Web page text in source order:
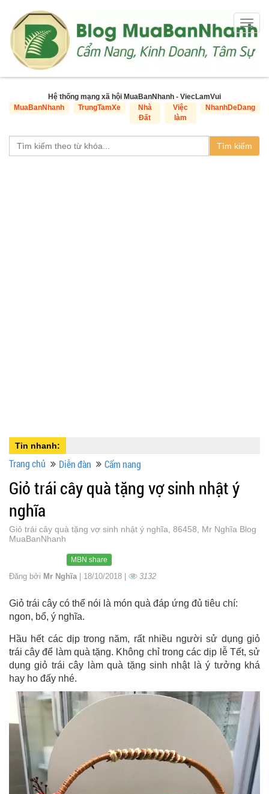
Hệ thống mạng xã hội MuaBanNhanh - ViecLamVui
MuaBanNhanh
TrungTamXe
Nhà
Đất
Việc
làm
NhanhDeDang
Tìm kiếm
Tin nhanh:
Trang chủ Diễn đàn Cẩm nang
Giỏ trái cây quà tặng vợ sinh nhật ý
nghĩa
Giỏ trái cây quà tặng vợ sinh nhật ý nghĩa, 86458, Mr Nghĩa Blog
MuaBanNhanh
MBN share
Đăng bởi Mr Nghĩa | 18/10/2018 | 3132
Giỏ trái cây có thể nói là món quà đáp ứng đủ tiêu chí:
ngon, bổ, ý nghĩa.
Hầu hết các dịp trong năm, rất nhiều người sử dụng giỏ
trái cây để làm quà tặng. Không chỉ trong các dịp lễ Tết, sử
dụng giỏ trái cây làm quà tặng sinh nhật là ý tưởng khá
hay ho đấy nhé.